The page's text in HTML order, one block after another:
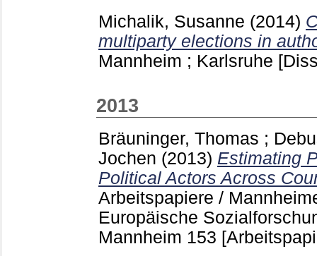
Michalik, Susanne (2014)
multiparty elections in
Mannheim ; Karlsruhe
2013
Bräuninger, Thomas ;
Jochen (2013) Estimating
Political Actors Across
Arbeitspapiere /
Europäische
Mannheim 153